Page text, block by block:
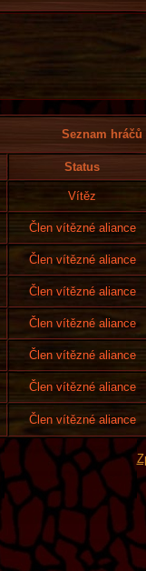
Seznam
Status
Vítěz
Člen vítězné aliance
Člen vítězné aliance
Člen vítězné aliance
Člen vítězné aliance
Člen vítězné aliance
Člen vítězné aliance
Člen vítězné aliance